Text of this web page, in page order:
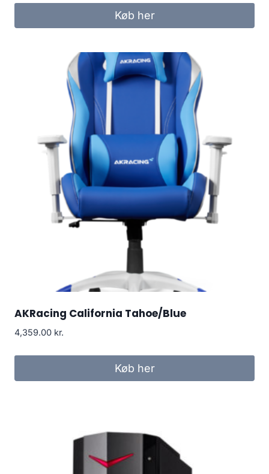
Køb her
AKRacing California Tahoe/Blue
4,359.00 kr.
Køb her